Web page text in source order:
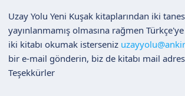
Uzay Yolu Yeni Kuşak kitaplarından iki
yayınlanmamış olmasına rağmen
iki kitabı okumak isterseniz
bir e-mail gönderin, biz de kitabı mail
Teşekkürler